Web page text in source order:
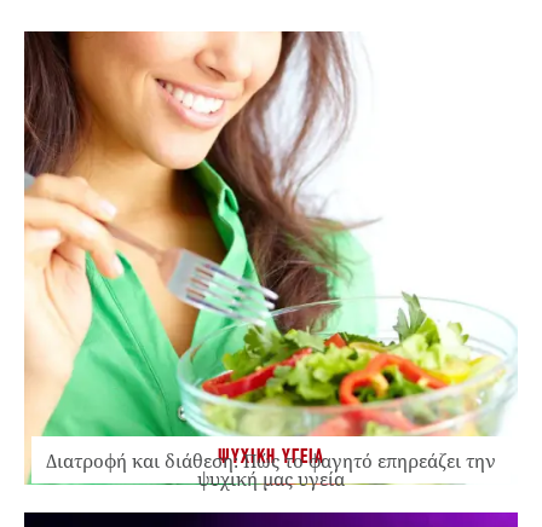
ΨΥΧΙΚΗ ΥΓΕΙΑ
Διατροφή και διάθεση: Πώς το φαγητό επηρεάζει την
ψυχική μας υγεία